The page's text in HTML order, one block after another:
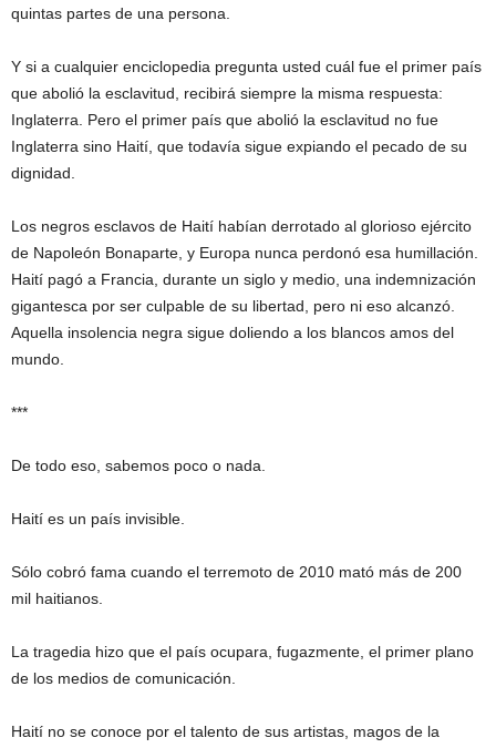
quintas partes de una persona.
Y si a cualquier enciclopedia pregunta usted cuál fue el primer país
que abolió la esclavitud, recibirá siempre la misma respuesta:
Inglaterra. Pero el primer país que abolió la esclavitud no fue
Inglaterra sino Haití, que todavía sigue expiando el pecado de su
dignidad.
Los negros esclavos de Haití habían derrotado al glorioso ejército
de Napoleón Bonaparte, y Europa nunca perdonó esa humillación.
Haití pagó a Francia, durante un siglo y medio, una indemnización
gigantesca por ser culpable de su libertad, pero ni eso alcanzó.
Aquella insolencia negra sigue doliendo a los blancos amos del
mundo.
***
De todo eso, sabemos poco o nada.
Haití es un país invisible.
Sólo cobró fama cuando el terremoto de 2010 mató más de 200
mil haitianos.
La tragedia hizo que el país ocupara, fugazmente, el primer plano
de los medios de comunicación.
Haití no se conoce por el talento de sus artistas, magos de la